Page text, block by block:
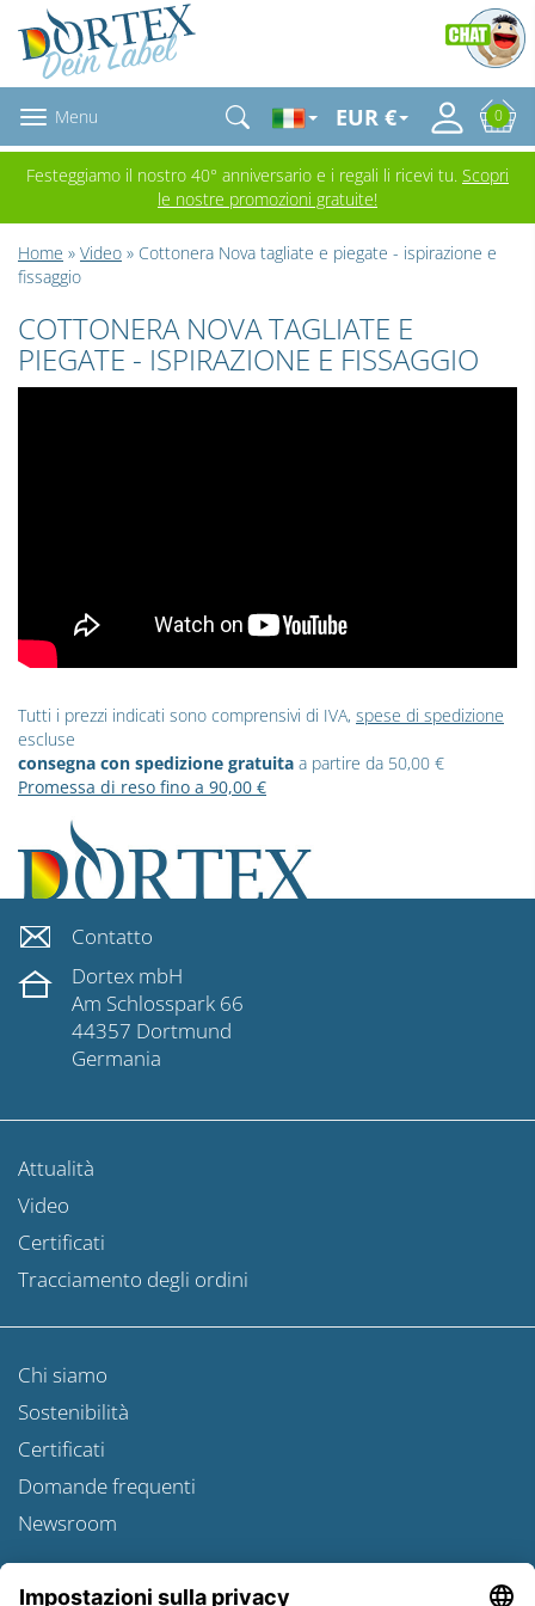
Menu EUR € 0
Festeggiamo il nostro 40° anniversario e i regali li ricevi tu. Scopri
le nostre promozioni gratuite!
Home » Video » Cottonera Nova tagliate e piegate - ispirazione e
fissaggio
COTTONERA NOVA TAGLIATE E
PIEGATE - ISPIRAZIONE E FISSAGGIO
Tutti i prezzi indicati sono comprensivi di IVA, spese di spedizione
escluse
consegna con spedizione gratuita a partire da 50,00 €
Promessa di reso fino a 90,00 €
Contatto
Dortex mbH
Am Schlosspark 66
44357 Dortmund
Germania
Attualità
Video
Certificati
Tracciamento degli ordini
Chi siamo
Sostenibilità
Certificati
Domande frequenti
Newsroom